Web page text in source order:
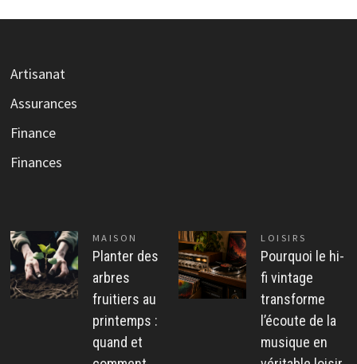
Artisanat
Assurances
Finance
Finances
MAISON
Planter des
arbres
fruitiers au
printemps :
quand et
LOISIRS
Pourquoi le hi-
fi vintage
transforme
l’écoute de la
musique en